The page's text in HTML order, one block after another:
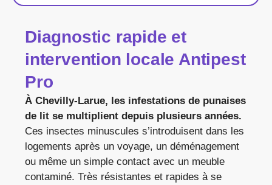
Diagnostic rapide et
intervention locale Antipest
Pro
À Chevilly-Larue, les infestations de punaises
de lit se multiplient depuis plusieurs années.
Ces insectes minuscules s’introduisent dans les
logements après un voyage, un déménagement
ou même un simple contact avec un meuble
contaminé. Très résistantes et rapides à se